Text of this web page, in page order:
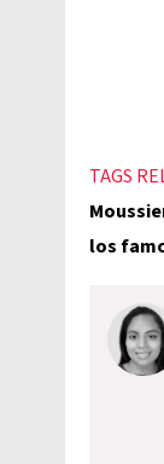
TAGS
los